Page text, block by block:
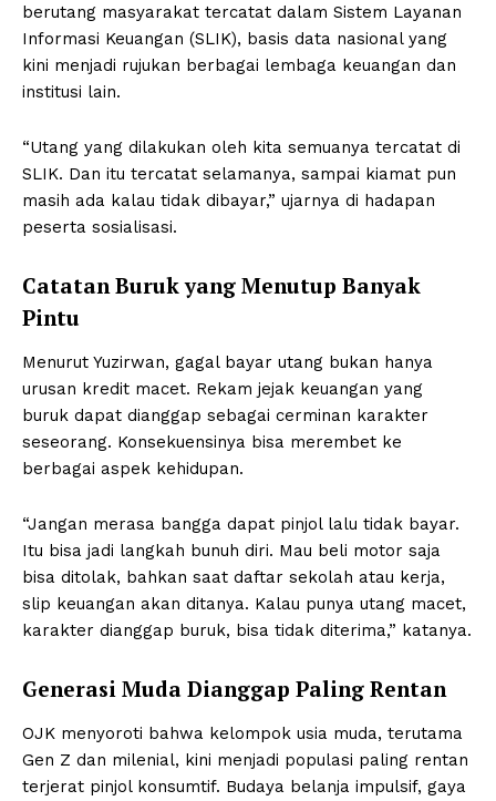
berutang masyarakat tercatat dalam Sistem Layanan
Informasi Keuangan (SLIK), basis data nasional yang
kini menjadi rujukan berbagai lembaga keuangan dan
institusi lain.
“Utang yang dilakukan oleh kita semuanya tercatat di
SLIK. Dan itu tercatat selamanya, sampai kiamat pun
masih ada kalau tidak dibayar,” ujarnya di hadapan
peserta sosialisasi.
Catatan Buruk yang Menutup Banyak
Pintu
Menurut Yuzirwan, gagal bayar utang bukan hanya
urusan kredit macet. Rekam jejak keuangan yang
buruk dapat dianggap sebagai cerminan karakter
seseorang. Konsekuensinya bisa merembet ke
berbagai aspek kehidupan.
“Jangan merasa bangga dapat pinjol lalu tidak bayar.
Itu bisa jadi langkah bunuh diri. Mau beli motor saja
bisa ditolak, bahkan saat daftar sekolah atau kerja,
slip keuangan akan ditanya. Kalau punya utang macet,
karakter dianggap buruk, bisa tidak diterima,” katanya.
Generasi Muda Dianggap Paling Rentan
OJK menyoroti bahwa kelompok usia muda, terutama
Gen Z dan milenial, kini menjadi populasi paling rentan
terjerat pinjol konsumtif. Budaya belanja impulsif, gaya